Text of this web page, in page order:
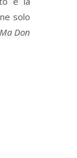
solo
Don